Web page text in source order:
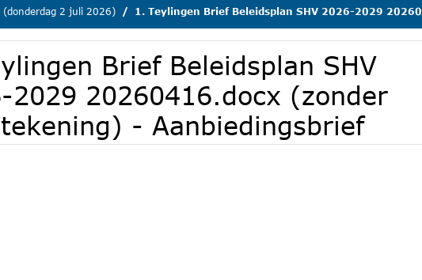
(donderdag 2 juli 2026) 1. Teylingen Brief Beleidsplan SHV 2026-2029 20260416.docx (zonder handtekening) - Aanbiedingsbrief
Brief Beleidsplan SHV
2029 20260416.docx (zonder
- Aanbiedingsbrief